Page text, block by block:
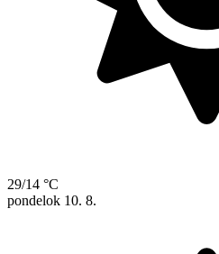
29/14 °C
pondelok 10. 8.